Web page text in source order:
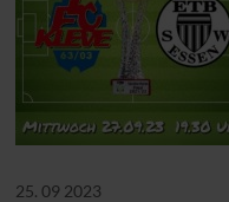
25. 09 2023